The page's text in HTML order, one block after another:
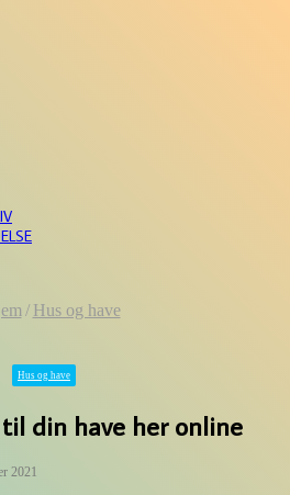
/ Hus og have
Hus og have
din have her online
2021